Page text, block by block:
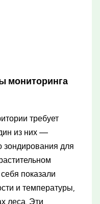
мониторинга
требует
из них —
зондирования для
показали
и температуры,
леса. Эти